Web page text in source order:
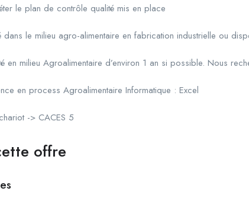
le plan de contrôle qualité mis en place
dans le milieu agro-alimentaire en fabrication industrielle ou
en milieu Agroalimentaire d’environ 1 an si possible. Nous
en process Agroalimentaire Informatique : Excel
-> CACES 5
offre